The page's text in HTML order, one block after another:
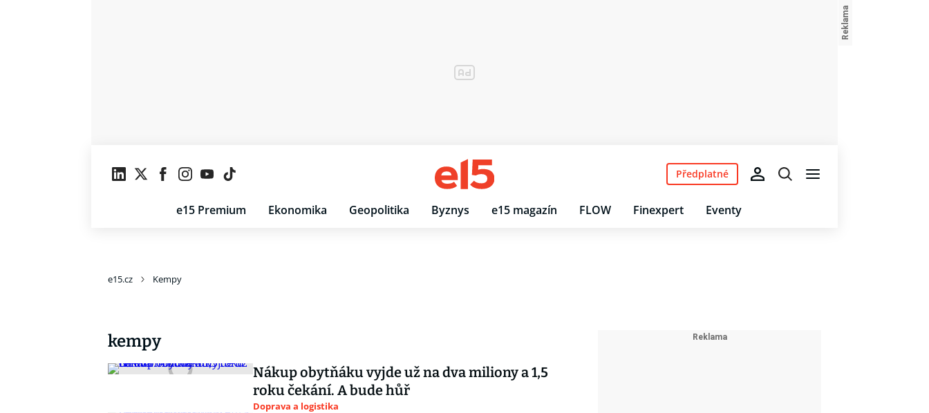
e15 Premium Ekonomika Geopolitika Byznys e15 magazín FLOW Finexpert Eventy
Předplatné
e15.cz Kempy
kempy
Nákup obytňáku vyjde už na dva miliony a 1,5
roku čekání. A bude hůř
Doprava a logistika